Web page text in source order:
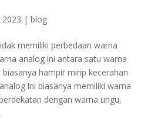
2023 | blog
memiliki perbedaan warna
analog ini antara satu warna
hampir mirip kecerahan
ini biasanya memiliki warna
dengan warna ungu,